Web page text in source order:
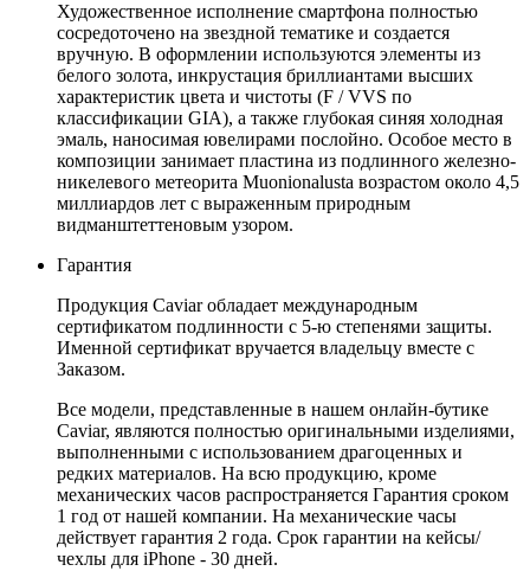
Художественное исполнение смартфона полностью
сосредоточено на звездной тематике и создается
вручную. В оформлении используются элементы из
белого золота, инкрустация бриллиантами высших
характеристик цвета и чистоты (F / VVS по
классификации GIA), а также глубокая синяя холодная
эмаль, наносимая ювелирами послойно. Особое место в
композиции занимает пластина из подлинного железно-
никелевого метеорита Muonionalusta возрастом около 4,5
миллиардов лет с выраженным природным
видманштеттеновым узором.
Гарантия
Продукция Caviar обладает международным
сертификатом подлинности с 5-ю степенями защиты.
Именной сертификат вручается владельцу вместе с
Заказом.
Все модели, представленные в нашем онлайн-бутике
Caviar, являются полностью оригинальными изделиями,
выполненными с использованием драгоценных и
редких материалов. На всю продукцию, кроме
механических часов распространяется Гарантия сроком
1 год от нашей компании. На механические часы
действует гарантия 2 года. Срок гарантии на кейсы/
чехлы для iPhone - 30 дней.